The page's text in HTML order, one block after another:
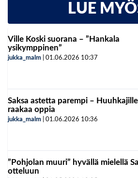
LUE
Ville Koski suorana – ”Hankala
ysikymppinen”
jukka_malm 01.06.2026 10:37
Saksa astetta parempi – Huuhkajille
raakaa oppia
jukka_malm 01.06.2026 10:36
”Pohjolan muuri” hyvällä mielellä
otteluun